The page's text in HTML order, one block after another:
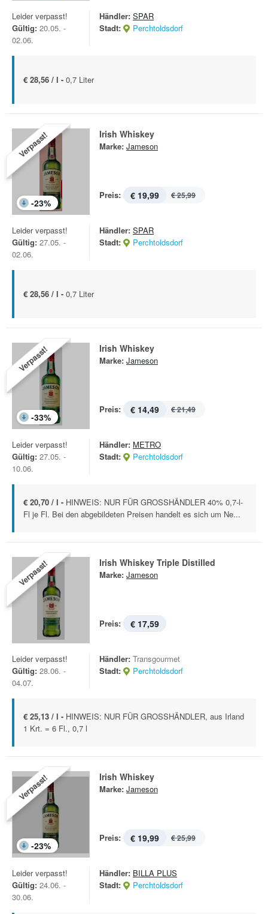
Leider verpasst!
Gültig: 20.05. -
02.06.
Händler: SPAR
Stadt:
Perchtoldsdorf
€ 28,56 / l - 0,7 Liter
Verpasst!
-23%
Irish Whiskey
Marke: Jameson
Preis: € 19,99 € 25,99
Leider verpasst!
Gültig: 27.05. -
02.06.
Händler: SPAR
Stadt:
Perchtoldsdorf
€ 28,56 / l - 0,7 Liter
Verpasst!
-33%
Irish Whiskey
Marke: Jameson
Preis: € 14,49 € 21,49
Leider verpasst!
Gültig: 27.05. -
10.06.
Händler: METRO
Stadt:
Perchtoldsdorf
€ 20,70 / l - HINWEIS: NUR FÜR GROSSHÄNDLER 40% 0,7-l-
Fl je Fl. Bei den abgebildeten Preisen handelt es sich um Ne...
Verpasst! Irish Whiskey Triple Distilled
Marke: Jameson
Preis: € 17,59
Leider verpasst!
Gültig: 28.06. -
04.07.
Händler: Transgourmet
Stadt:
Perchtoldsdorf
€ 25,13 / l - HINWEIS: NUR FÜR GROSSHÄNDLER, aus Irland
1 Krt. = 6 Fl., 0,7 l
Verpasst!
-23%
Irish Whiskey
Marke: Jameson
Preis: € 19,99 € 25,99
Leider verpasst!
Gültig: 24.06. -
30.06.
Händler: BILLA PLUS
Stadt:
Perchtoldsdorf